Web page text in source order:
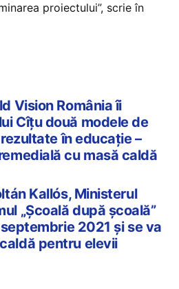
proiectului”, scrie în
Vision România îi
Cîțu două modele de
în educație –
cu masă caldă
Kallós, Ministerul
„Școală după școală”
2021 și se va
pentru elevii